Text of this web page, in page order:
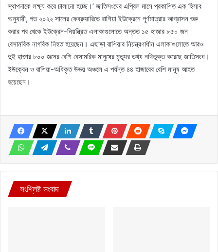
স্থাপনাকে লক্ষ্য করে চালানো হচ্ছে।’ জাতিসংঘের এপ্রিল মাসে প্রকাশিত এক হিসাব
অনুযায়ী, গত ২০২২ সালের ফেব্রুয়ারিতে রাশিয়া ইউক্রেনে পূর্ণমাত্রার আগ্রাসন শুরু
করার পর থেকে ইউক্রেন-নিয়ন্ত্রিত এলাকাগুলোতে অন্তত ১৫ হাজার ৮৫০ জন
বেসামরিক নাগরিক নিহত হয়েছেন। এছাড়া রাশিয়ার নিয়ন্ত্রণাধীন এলাকাগুলোতে আরও
দুই হাজার ৮০০ জনের বেশি বেসামরিক মানুষের মৃত্যুর তথ্য নথিভুক্ত করেছে জাতিসংঘ।
ইউক্রেন ও রাশিয়া-অধিকৃত উভয় অঞ্চলে এ পর্যন্ত ৪৪ হাজারের বেশি মানুষ আহত
হয়েছেন।
সংশ্লিষ্ট সংবাদ